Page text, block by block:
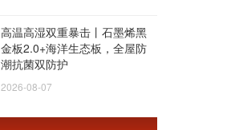
高温高湿双重暴击丨石墨烯黑
金板2.0+海洋生态板，全屋防
潮抗菌双防护
2026-08-07